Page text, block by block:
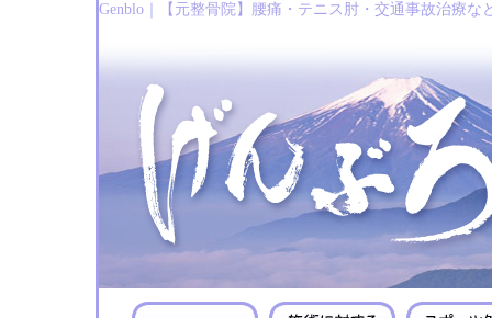
Genblo｜【元整骨院】腰痛・テニス肘・交通事故治療な